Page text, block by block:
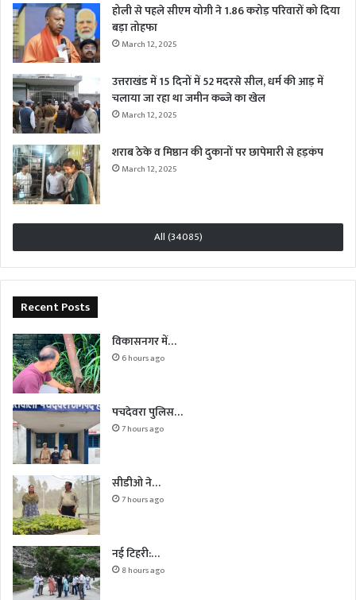
होली से पहले सीएम योगी ने 1.86 करोड़ परिवारों को दिया
बड़ा तोहफा
March 12, 2025
उत्तराखंड में 15 दिनों में 52 मदरसे सील, धर्म की आड़ में
चलाया जा रहा था जमीन कब्जे का खेल
March 12, 2025
शराब ठेके व मिष्ठान की दुकानों पर छापेमारी से हड़कंप
March 12, 2025
All (34085)
Recent Posts
विकासनगर में…
6 hours ago
पचदेवरा पुलिस…
7 hours ago
सीडीओ ने…
7 hours ago
नई टिहरी:…
8 hours ago